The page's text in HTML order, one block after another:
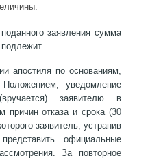
заявления сумма
апостиля по основаниям,
уведомление
заявителю в
причин отказа и срока (30
заявитель, устранив
официальные
За повторное